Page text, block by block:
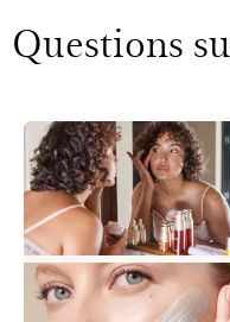
Questions